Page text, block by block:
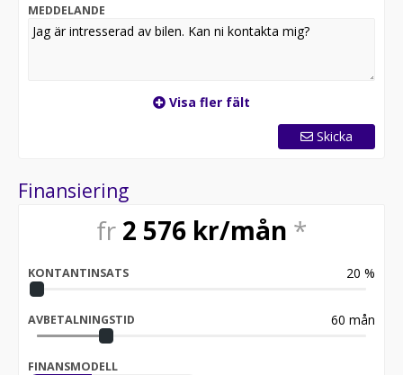
MEDDELANDE
Visa fler fält
Skicka
Finansiering
fr 2 576 kr/mån *
KONTANTINSATS 20 %
AVBETALNINGSTID 60 mån
FINANSMODELL